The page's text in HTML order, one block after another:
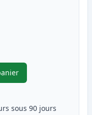
054H (3026C002)
sous 90 jours